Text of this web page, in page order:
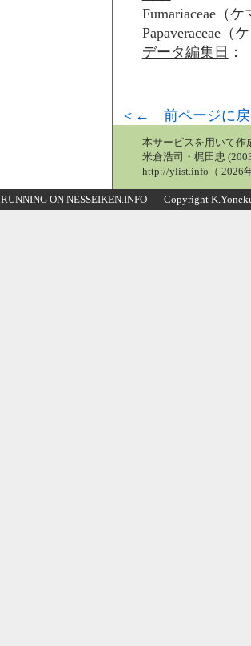
Fumariaceae（
Papaveraceae（
データ編集日
＜← 前ページに戻
本サービスを用いて作
米倉浩司・梶田忠
http://ylist.info（ 2026
RUNNING ON NESSEIKEN.INFO Copyright